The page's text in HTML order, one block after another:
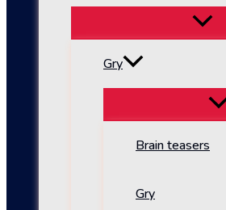
Gry
Brain teasers
Gry